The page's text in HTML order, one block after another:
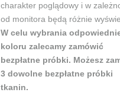
charakter poglądowy i w
od monitora będą różnie
W celu wybrania
koloru zalecamy zamówić
bezpłatne próbki. Możesz
3 dowolne bezpłatne próbki
tkanin.